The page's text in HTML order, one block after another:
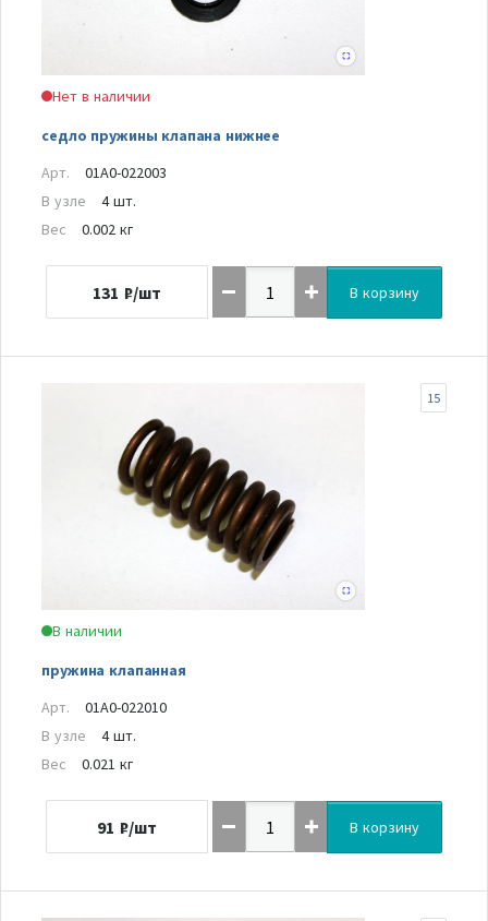
Нет в наличии
седло пружины клапана нижнее
Арт.
01A0-022003
В узле
4 шт.
Вес
0.002 кг
131 ₽/шт В корзину
В наличии
пружина клапанная
15
Арт.
01A0-022010
В узле
4 шт.
Вес
0.021 кг
91 ₽/шт В корзину